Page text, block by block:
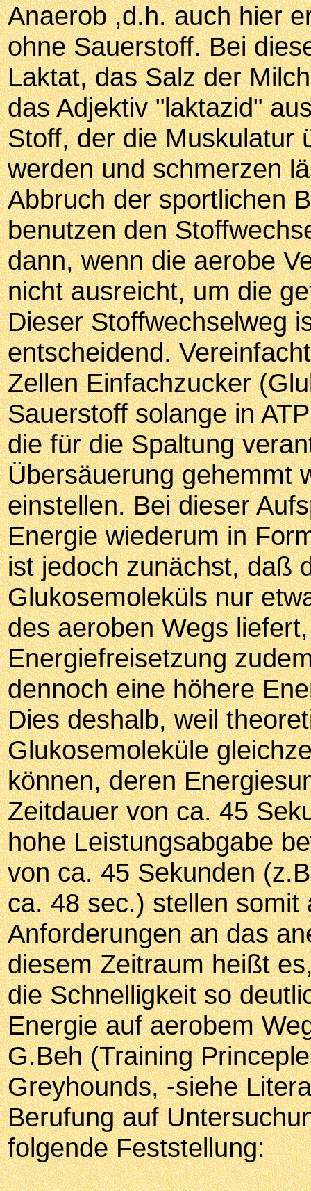
Anaerob ,d.h. auch hier
ohne Sauerstoff. Bei
Laktat, das Salz der
das Adjektiv "laktazid"
Stoff, der die Muskulatur
werden und schmerzen
Abbruch der sportlichen
benutzen den
dann, wenn die aerobe
nicht ausreicht, um die
Dieser Stoffwechselweg
entscheidend.
Zellen Einfachzucker
Sauerstoff solange in
die für die Spaltung
Übersäuerung gehemmt
einstellen. Bei dieser
Energie wiederum in
ist jedoch zunächst, daß
Glukosemoleküls nur
des aeroben Wegs
Energiefreisetzung
dennoch eine höhere
Dies deshalb, weil
Glukosemoleküle
können, deren
Zeitdauer von ca. 45
hohe Leistungsabgabe
von ca. 45 Sekunden
ca. 48 sec.) stellen somit
Anforderungen an das
diesem Zeitraum heißt
die Schnelligkeit so
Energie auf aerobem
G.Beh (Training
Greyhounds, -siehe
Berufung auf
folgende Feststellung: